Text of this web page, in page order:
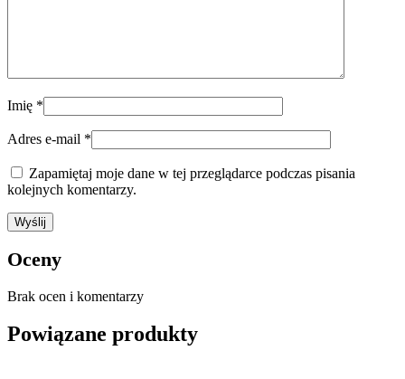
Imię *
Adres e-mail *
Zapamiętaj moje dane w tej przeglądarce podczas pisania
kolejnych komentarzy.
Oceny
Brak ocen i komentarzy
Powiązane produkty